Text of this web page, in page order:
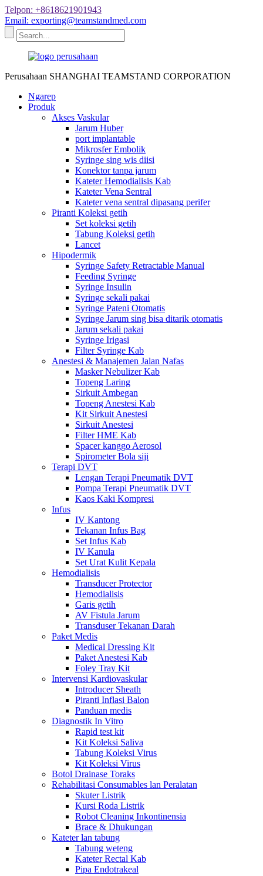
Telpon: +8618621901943
Email: exporting@teamstandmed.com
Perusahaan SHANGHAI TEAMSTAND CORPORATION
Ngarep
Produk
Akses Vaskular
Jarum Huber
port implantable
Mikrosfer Embolik
Syringe sing wis diisi
Konektor tanpa jarum
Kateter Hemodialisis Kab
Kateter Vena Sentral
Kateter vena sentral dipasang perifer
Piranti Koleksi getih
Set koleksi getih
Tabung Koleksi getih
Lancet
Hipodermik
Syringe Safety Retractable Manual
Feeding Syringe
Syringe Insulin
Syringe sekali pakai
Syringe Pateni Otomatis
Syringe Jarum sing bisa ditarik otomatis
Jarum sekali pakai
Syringe Irigasi
Filter Syringe Kab
Anestesi & Manajemen Jalan Nafas
Masker Nebulizer Kab
Topeng Laring
Sirkuit Ambegan
Topeng Anestesi Kab
Kit Sirkuit Anestesi
Sirkuit Anestesi
Filter HME Kab
Spacer kanggo Aerosol
Spirometer Bola siji
Terapi DVT
Lengan Terapi Pneumatik DVT
Pompa Terapi Pneumatik DVT
Kaos Kaki Kompresi
Infus
IV Kantong
Tekanan Infus Bag
Set Infus Kab
IV Kanula
Set Urat Kulit Kepala
Hemodialisis
Transducer Protector
Hemodialisis
Garis getih
AV Fistula Jarum
Transduser Tekanan Darah
Paket Medis
Medical Dressing Kit
Paket Anestesi Kab
Foley Tray Kit
Intervensi Kardiovaskular
Introducer Sheath
Piranti Inflasi Balon
Panduan medis
Diagnostik In Vitro
Rapid test kit
Kit Koleksi Saliva
Tabung Koleksi Virus
Kit Koleksi Virus
Botol Drainase Toraks
Rehabilitasi Consumables lan Peralatan
Skuter Listrik
Kursi Roda Listrik
Robot Cleaning Inkontinensia
Brace & Dhukungan
Kateter lan tabung
Tabung weteng
Kateter Rectal Kab
Pipa Endotrakeal